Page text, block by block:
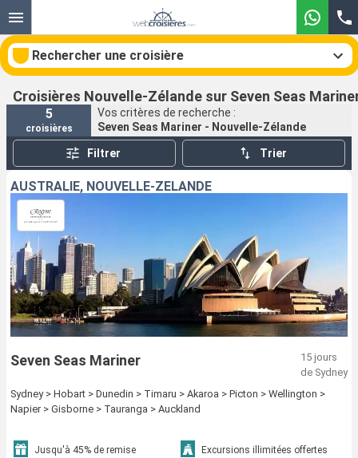
Rechercher une croisière
Nos destinations
Mois de départ
Ports
Rechercher
Croisières Nouvelle-Zélande sur Seven Seas
5
croisières
Vos critères de recherche :
Seven Seas Mariner - Nouvelle-Zélande
Filtrer Trier
AUSTRALIE, NOUVELLE-ZÉLANDE
Seven Seas Mariner
15 jours
de Sydney
Sydney > Hobart > Dunedin > Timaru > Akaroa > Picton > Wellington >
Napier > Gisborne > Tauranga > Auckland
Jusqu'à 45% de remise
Excursions illimitées offertes